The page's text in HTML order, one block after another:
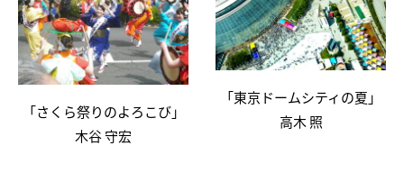
「さくら祭りのよろこび」
木谷 守宏
「東京ドームシティの夏」
高木 照